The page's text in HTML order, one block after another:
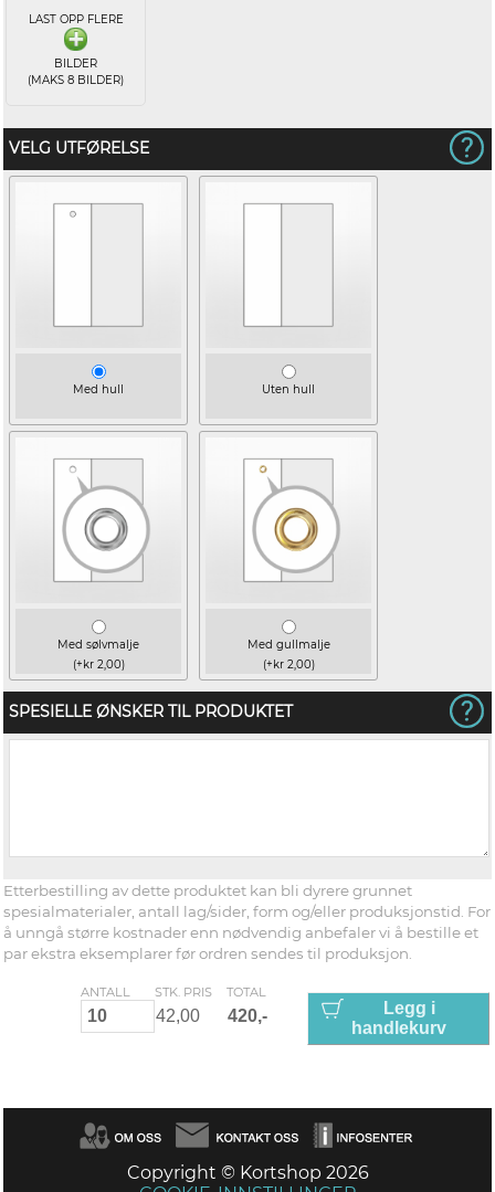
LAST OPP FLERE
BILDER
(MAKS 8 BILDER)
VELG UTFØRELSE
Med hull Uten hull
Med sølvmalje
(+kr 2,00)
Med gullmalje
(+kr 2,00)
SPESIELLE ØNSKER TIL PRODUKTET
Etterbestilling av dette produktet kan bli dyrere grunnet
spesialmaterialer, antall lag/sider, form og/eller produksjonstid. For
å unngå større kostnader enn nødvendig anbefaler vi å bestille et
par ekstra eksemplarer før ordren sendes til produksjon.
ANTALL STK. PRIS TOTAL
Legg i
handlekurv
Copyright © Kortshop 2026